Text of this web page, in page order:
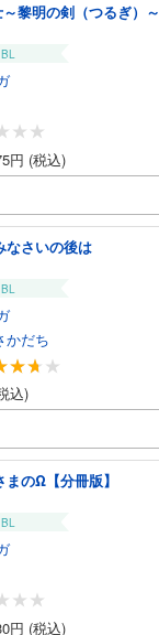
黎明の剣（つるぎ）～
BL
円 (税込)
なさいの後は
BL
かだち
込)
まのΩ【分冊版】
BL
円 (税込)